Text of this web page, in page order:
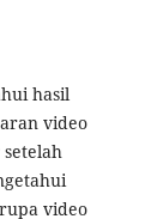
hasil
video
video